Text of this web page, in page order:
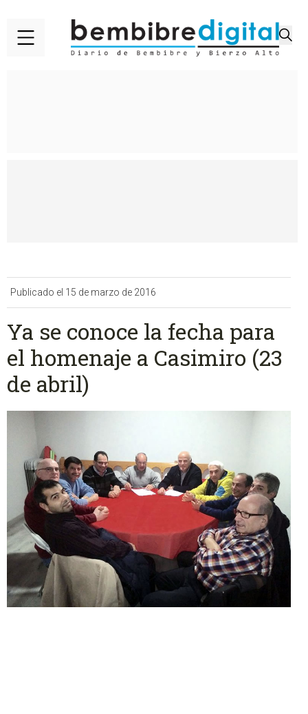
Publicado el 15 de marzo de 2016
Ya se conoce la fecha para
el homenaje a Casimiro (23
de abril)